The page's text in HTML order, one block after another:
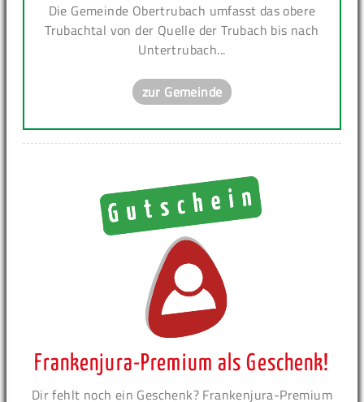
Die Gemeinde Obertrubach umfasst das obere
Trubachtal von der Quelle der Trubach bis nach
Untertrubach...
zur Gemeinde
Frankenjura-Premium als Geschenk!
Dir fehlt noch ein Geschenk? Frankenjura-Premium